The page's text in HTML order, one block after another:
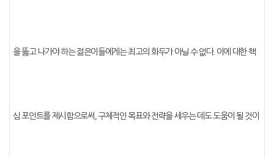
을 뚫고 나가야 하는 젊은이들에게는 최고의 화두가 아닐 수 없다. 이에 대한 핵
심 포인트를 제시함으로써 ,구체적인 목표와 전략을 세우는 데도 도움이 될 것이